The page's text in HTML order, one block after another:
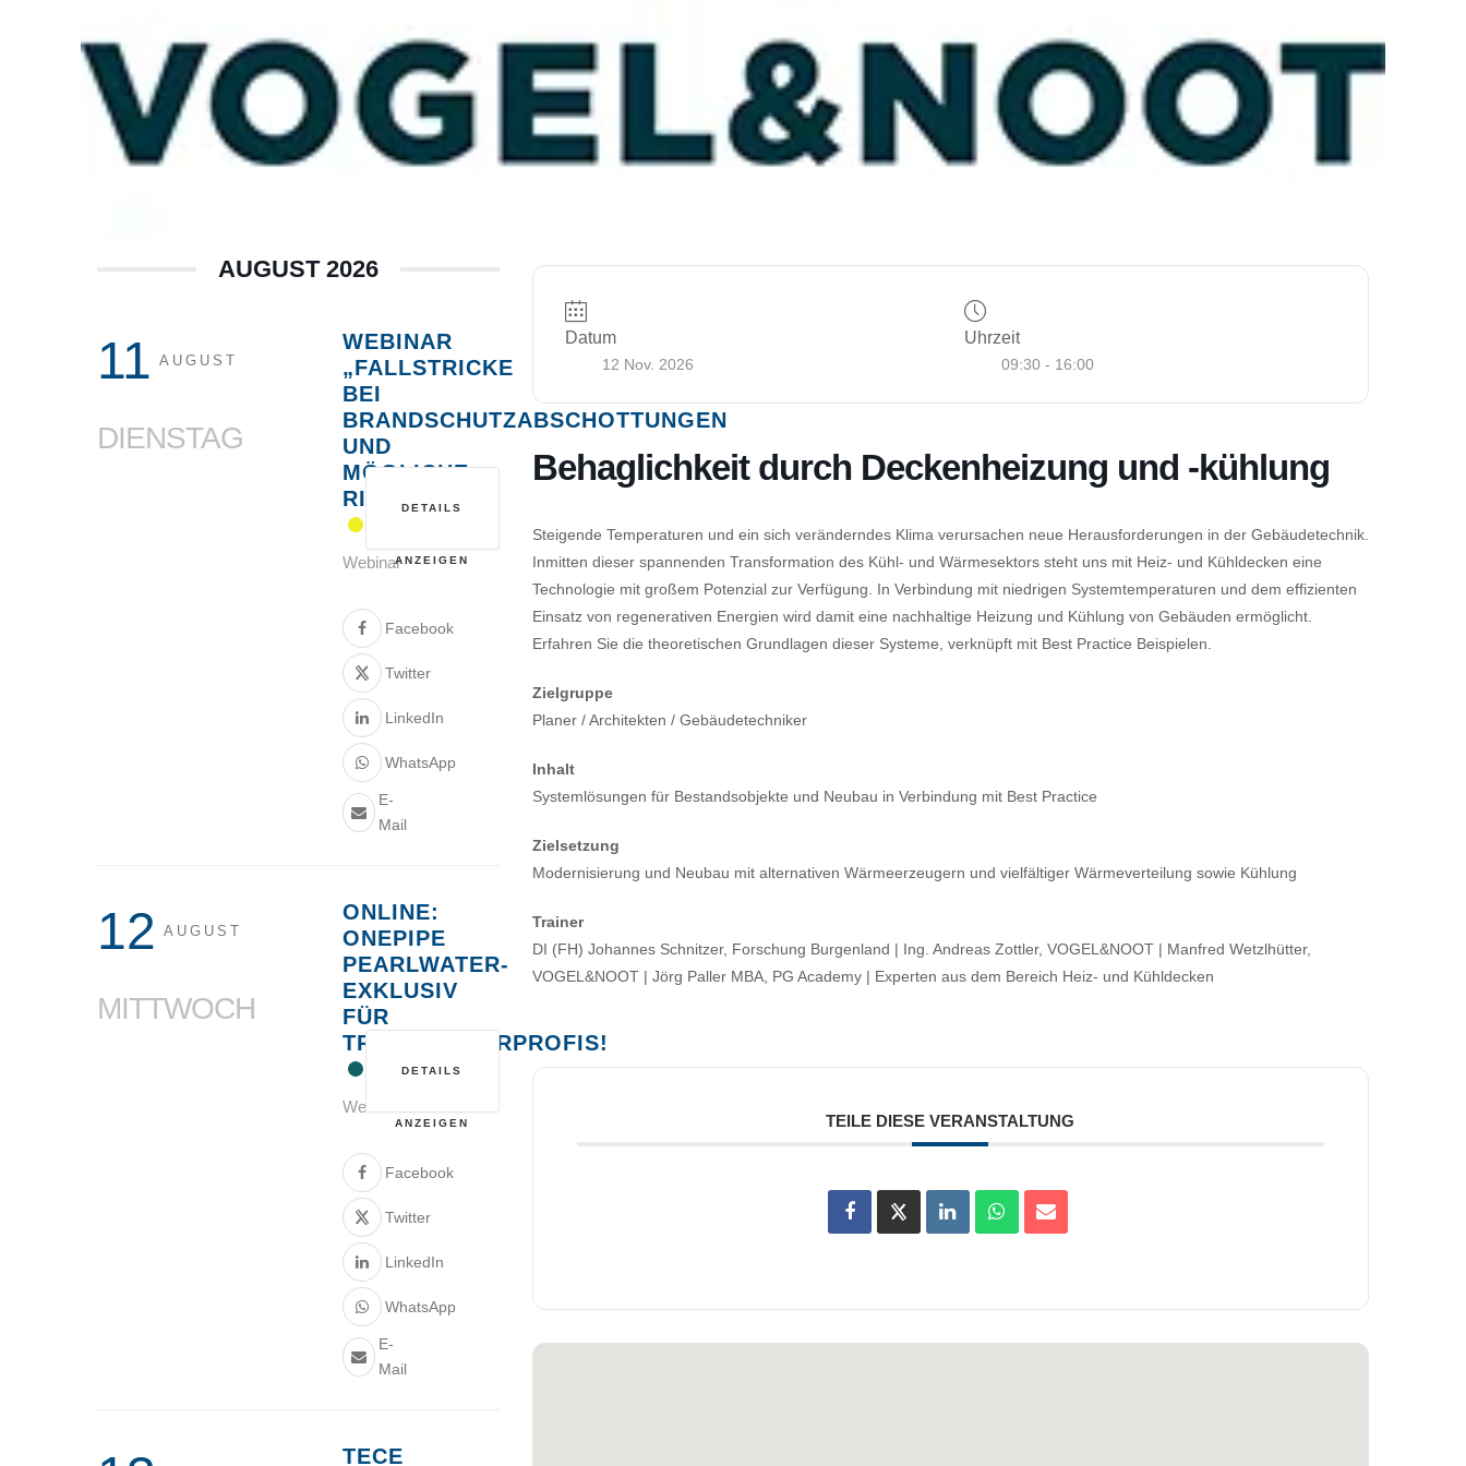
AUGUST 2026
11 AUGUST
DIENSTAG
WEBINAR
„FALLSTRICKE
BEI
BRANDSCHUTZABSCHOTTUNGEN
UND
MÖGLICHE
RISIKEN“
Webinar
Facebook
Twitter
LinkedIn
WhatsApp
E-
Mail
DETAILS
ANZEIGEN
12 AUGUST
MITTWOCH
ONLINE:
ONEPIPE
PEARLWATER-
EXKLUSIV
FÜR
TRINKWASSERPROFIS!
Webinar
Facebook
Twitter
LinkedIn
WhatsApp
E-
Mail
DETAILS
ANZEIGEN
TECE
Datum
12 Nov. 2026
Uhrzeit
09:30 - 16:00
Behaglichkeit durch Deckenheizung und -kühlung
Steigende Temperaturen und ein sich veränderndes Klima verursachen neue Herausforderungen in der Gebäudetechnik.
Inmitten dieser spannenden Transformation des Kühl- und Wärmesektors steht uns mit Heiz- und Kühldecken eine
Technologie mit großem Potenzial zur Verfügung. In Verbindung mit niedrigen Systemtemperaturen und dem effizienten
Einsatz von regenerativen Energien wird damit eine nachhaltige Heizung und Kühlung von Gebäuden ermöglicht.
Erfahren Sie die theoretischen Grundlagen dieser Systeme, verknüpft mit Best Practice Beispielen.
Zielgruppe
Planer / Architekten / Gebäudetechniker
Inhalt
Systemlösungen für Bestandsobjekte und Neubau in Verbindung mit Best Practice
Zielsetzung
Modernisierung und Neubau mit alternativen Wärmeerzeugern und vielfältiger Wärmeverteilung sowie Kühlung
Trainer
DI (FH) Johannes Schnitzer, Forschung Burgenland | Ing. Andreas Zottler, VOGEL&NOOT | Manfred Wetzlhütter,
VOGEL&NOOT | Jörg Paller MBA, PG Academy | Experten aus dem Bereich Heiz- und Kühldecken
TEILE DIESE VERANSTALTUNG